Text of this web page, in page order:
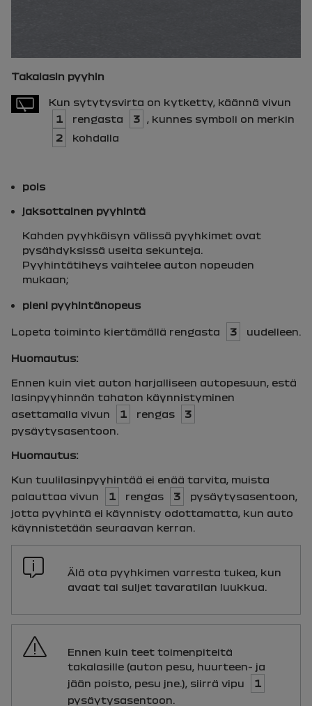
Takalasin pyyhin
Kun sytytysvirta on kytketty, käännä vivun
1
rengasta 3
, kunnes symboli on merkin
2
kohdalla
pois
jaksottainen pyyhintä
Kahden pyyhkäisyn välissä pyyhkimet ovat
pysähdyksissä useita sekunteja.
Pyyhintätiheys vaihtelee auton nopeuden
mukaan;
pieni pyyhintänopeus
Lopeta toiminto kiertämällä rengasta 3 uudelleen.
Huomautus:
Ennen kuin viet auton harjalliseen autopesuun, estä
lasinpyyhinnän tahaton käynnistyminen
asettamalla vivun
1 rengas
3
pysäytysasentoon.
Huomautus:
Kun tuulilasinpyyhintää ei enää tarvita, muista
palauttaa vivun
1 rengas 3
pysäytysasentoon,
jotta pyyhintä ei käynnisty odottamatta, kun auto
käynnistetään seuraavan kerran.
Älä ota pyyhkimen varresta tukea, kun
avaat tai suljet tavaratilan luukkua.
Ennen kuin teet toimenpiteitä
takalasille (auton pesu, huurteen- ja
jään poisto, pesu jne.), siirrä vipu
1
pysäytysasentoon.